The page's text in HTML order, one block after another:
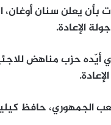
يعلن سنان أوغان،
الإعادة.
الجمهوري، حافظ